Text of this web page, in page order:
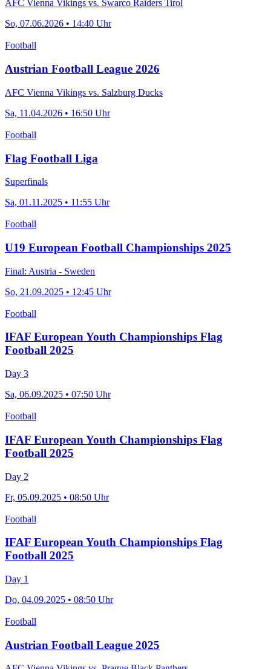
AFC Vienna Vikings vs. Swarco Raiders Tirol
So, 07.06.2026 • 14:40 Uhr
Football
Austrian Football League 2026
AFC Vienna Vikings vs. Salzburg Ducks
Sa, 11.04.2026 • 16:50 Uhr
Football
Flag Football Liga
Superfinals
Sa, 01.11.2025 • 11:55 Uhr
Football
U19 European Football Championships 2025
Final: Austria - Sweden
So, 21.09.2025 • 12:45 Uhr
Football
IFAF European Youth Championships Flag
Football 2025
Day 3
Sa, 06.09.2025 • 07:50 Uhr
Football
IFAF European Youth Championships Flag
Football 2025
Day 2
Fr, 05.09.2025 • 08:50 Uhr
Football
IFAF European Youth Championships Flag
Football 2025
Day 1
Do, 04.09.2025 • 08:50 Uhr
Football
Austrian Football League 2025